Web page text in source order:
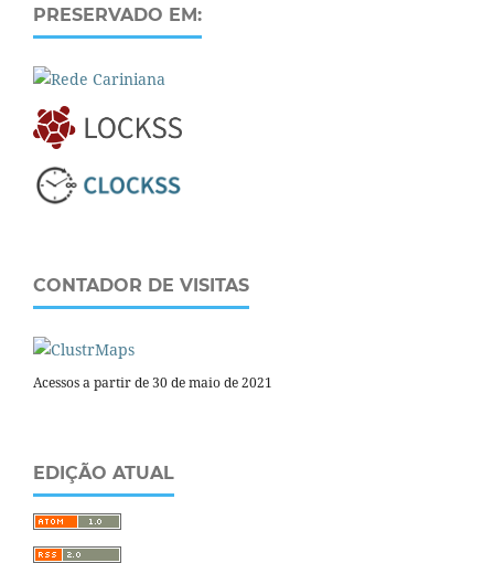
PRESERVADO EM:
CONTADOR DE VISITAS
Acessos a partir de 30 de maio de 2021
EDIÇÃO ATUAL